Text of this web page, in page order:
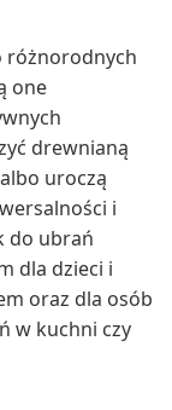
różnorodnych
one
drewnianą
uroczą
i
do ubrań
dla dzieci i
oraz dla osób
w kuchni czy